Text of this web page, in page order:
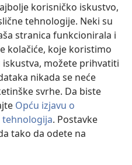
korisničko iskustvo,
tehnologije. Neki su
stranica funkcionirala i
kolačiće, koje koristimo
možete prihvatiti
nikada se neće
svrhe. Da biste
Opću izjavu o
tehnologija. Postavke
tako da odete na
Tract Society of Pennsylvania.